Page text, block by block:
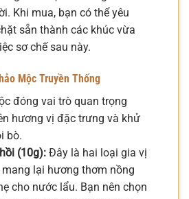
Khi mua, bạn có thể yêu
sẵn thành các khúc vừa
sơ chế sau này.
Mộc Truyền Thống
đóng vai trò quan trọng
hương vị đặc trưng và khử
bò.
(10g): Đây là hai loại gia vị
mang lại hương thơm nồng
cho nước lẩu. Bạn nên chọn